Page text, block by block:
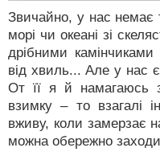
Звичайно, у нас немає
морі чи океані зі
дрібними
від хвиль... Але у нас
От її я й намагаюсь
взимку – то взагалі
вживу, коли замерзає
можна обережно